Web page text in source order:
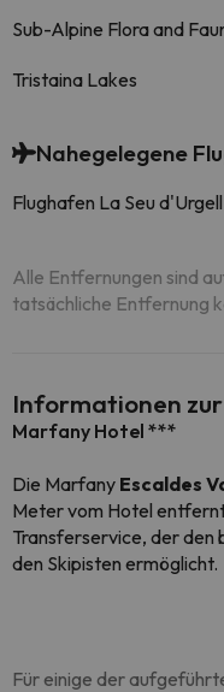
Sub-Alpine Flora and
Tristaina Lakes
Nahegelegene
Flughafen La Seu
Alle Entfernungen sind
tatsächliche Entfernung
Informationen
Marfany Hotel ***
Die Marfany Escaldes
Meter vom Hotel
Transferservice, der den
den Skipisten ermöglicht.
Für einige der